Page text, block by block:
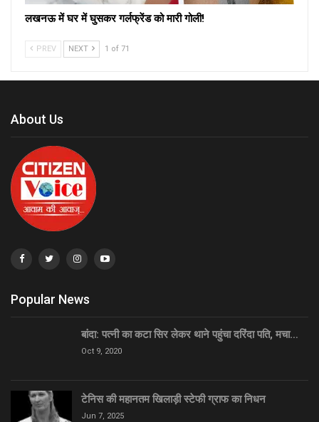
लखनऊ में घर में घुसकर गर्लफ्रेंड को मारी गोली!
PREV NEXT 1 of 71
About Us
Popular News
बांदा: पत्नी का कटा सिर लेकर थाने पहुंचा दरिंदा पति, मचा…
Oct 9, 2020
टेनिस की महानतम खिलाड़ी स्टेफी ग्राफ का निधन
Jun 7, 2025